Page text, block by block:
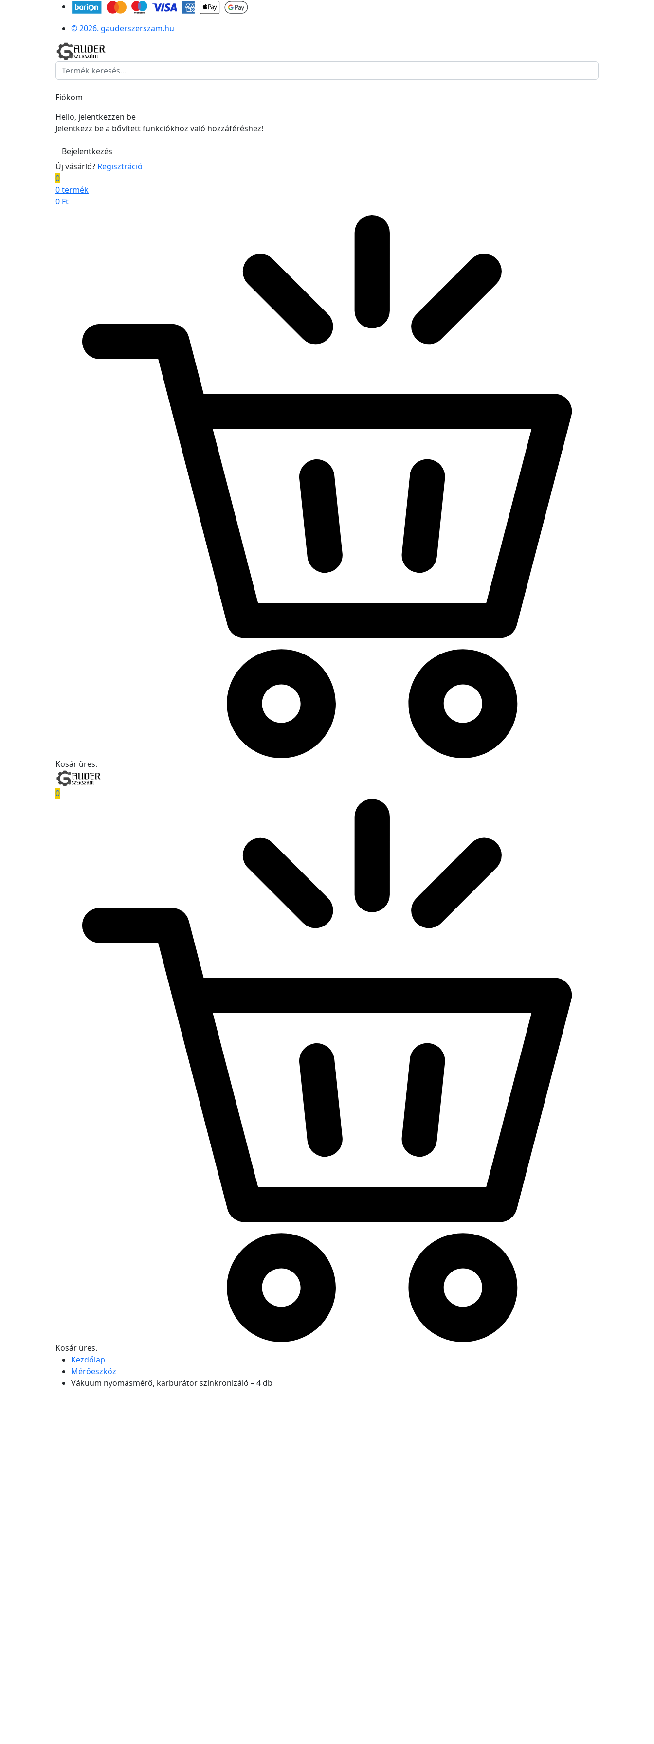
© 2026. gauderszerszam.hu
Fiókom
Hello, jelentkezzen be
Jelentkezz be a bővített funkciókhoz való hozzáféréshez!
Bejelentkezés
Új vásárló? Regisztráció
0
0 termék
0 Ft
Kosár üres.
0
Kosár üres.
Kezdőlap
Mérőeszköz
Vákuum nyomásmérő, karburátor szinkronizáló – 4 db